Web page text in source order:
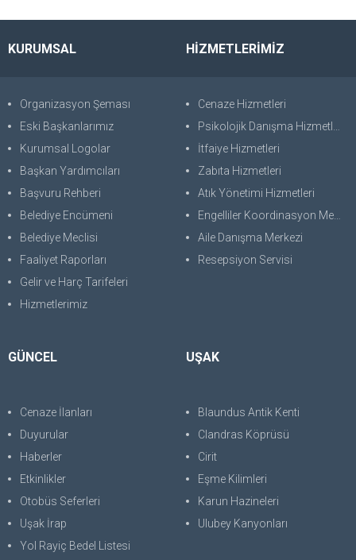
KURUMSAL
Organizasyon Şeması
Eski Başkanlarımız
Kurumsal Logolar
Başkan Yardımcıları
Başvuru Rehberi
Belediye Encümeni
Belediye Meclisi
Faaliyet Raporları
Gelir ve Harç Tarifeleri
Hizmetlerimiz
HİZMETLERİMİZ
Cenaze Hizmetleri
Psikolojik Danışma Hizmetleri
İtfaiye Hizmetleri
Zabıta Hizmetleri
Atık Yönetimi Hizmetleri
Engelliler Koordinasyon Merkezi
Aile Danışma Merkezi
Resepsiyon Servisi
GÜNCEL
Cenaze İlanları
Duyurular
Haberler
Etkinlikler
Otobüs Seferleri
Uşak İrap
Yol Rayiç Bedel Listesi
UŞAK
Blaundus Antik Kenti
Clandras Köprüsü
Cirit
Eşme Kilimleri
Karun Hazineleri
Ulubey Kanyonları